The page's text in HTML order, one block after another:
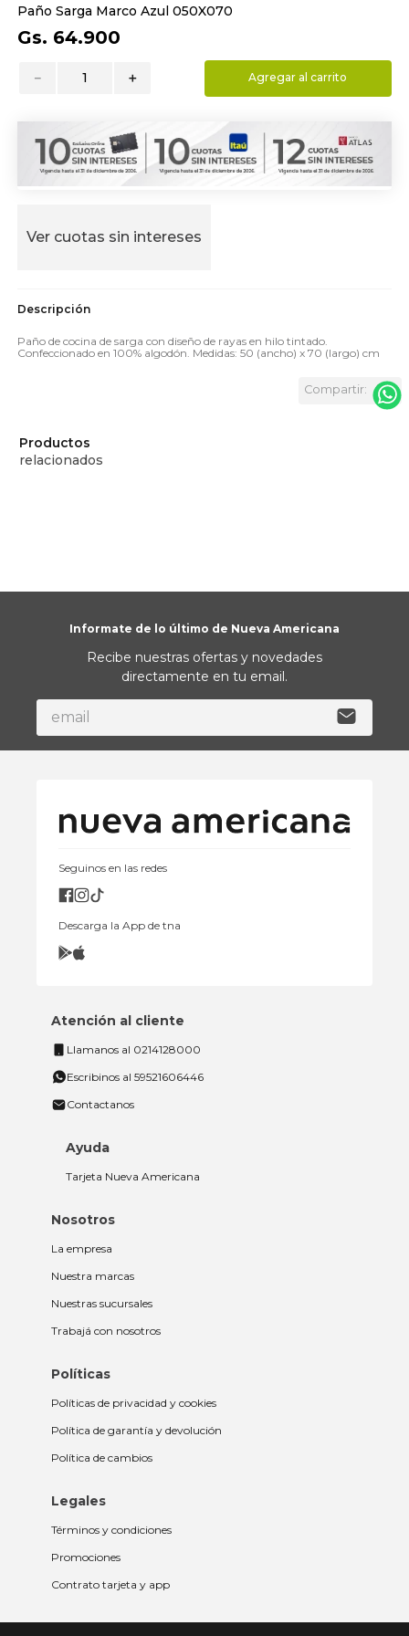
Paño Sarga Marco Azul 050X070
Gs. 64.900
＋
－ Agregar al carrito
Ver cuotas sin intereses
Paño de cocina de sarga con diseño de rayas en hilo tintado.
Confeccionado en 100% algodón. Medidas: 50 (ancho) x 70 (largo) cm
Productos
relacionados
Informate de lo último de Nueva Americana
Recibe nuestras ofertas y novedades
directamente en tu email.
Seguinos en las redes
Descarga la App de tna
Atención al cliente
Llamanos al 0214128000
Escribinos al 59521606446
Contactanos
Ayuda
Tarjeta Nueva Americana
Nosotros
La empresa
Nuestra marcas
Nuestras sucursales
Trabajá con nosotros
Políticas
Políticas de privacidad y cookies
Política de garantía y devolución
Política de cambios
Legales
Términos y condiciones
Promociones
Contrato tarjeta y app
9.
almohada